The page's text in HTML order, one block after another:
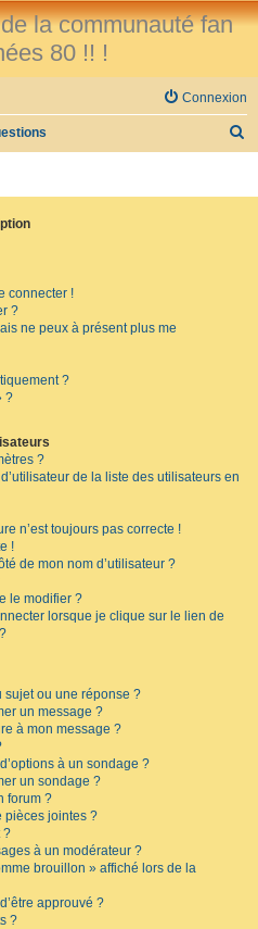
la communauté fan
80 !! !
Connexion
connecter !
?
ne peux à présent plus me
?
?
?
de la liste des utilisateurs en
n’est toujours pas correcte !
!
de mon nom d’utilisateur ?
le modifier ?
lorsque je clique sur le lien de
ou une réponse ?
un message ?
à mon message ?
à un sondage ?
un sondage ?
forum ?
pièces jointes ?
?
à un modérateur ?
brouillon » affiché lors de la
approuvé ?
?